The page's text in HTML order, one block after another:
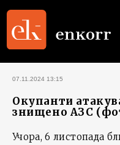
07.11.2024 13:15
Окупанти
знищено АЗС
Учора, 6 листопада